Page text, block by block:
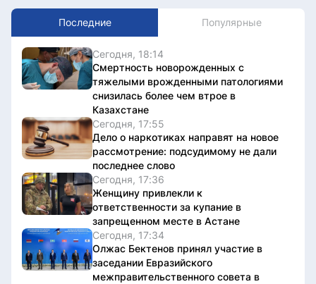
Последние Популярные
Сегодня, 18:14
Смертность новорожденных с
тяжелыми врожденными патологиями
снизилась более чем втрое в
Казахстане
Сегодня, 17:55
Дело о наркотиках направят на новое
рассмотрение: подсудимому не дали
последнее слово
Сегодня, 17:36
Женщину привлекли к
ответственности за купание в
запрещенном месте в Астане
Сегодня, 17:34
Олжас Бектенов принял участие в
заседании Евразийского
межправительственного совета в